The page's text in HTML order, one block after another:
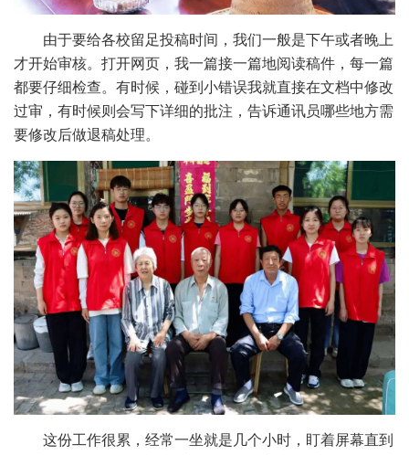
由于要给各校留足投稿时间，我们一般是下午或者晚上
才开始审核。打开网页，我一篇接一篇地阅读稿件，每一篇
都要仔细检查。有时候，碰到小错误我就直接在文档中修改
过审，有时候则会写下详细的批注，告诉通讯员哪些地方需
要修改后做退稿处理。
这份工作很累，经常一坐就是几个小时，盯着屏幕直到